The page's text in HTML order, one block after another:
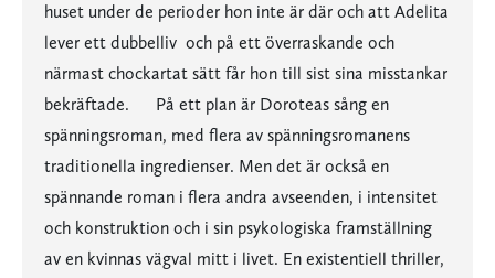
huset under de perioder hon inte är där och att Adelita
lever ett dubbelliv  och på ett överraskande och
närmast chockartat sätt får hon till sist sina misstankar
bekräftade. På ett plan är Doroteas sång en
spänningsroman, med flera av spänningsromanens
traditionella ingredienser. Men det är också en
spännande roman i flera andra avseenden, i intensitet
och konstruktion och i sin psykologiska framställning
av en kvinnas vägval mitt i livet. En existentiell thriller,